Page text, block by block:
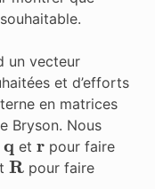
un vecteur
et d’efforts
en matrices
Bryson. Nous
q et r pour faire
R pour faire